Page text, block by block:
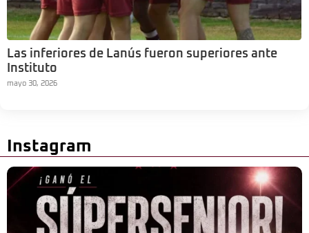
Las inferiores de Lanús fueron superiores ante
Instituto
mayo 30, 2026
Instagram